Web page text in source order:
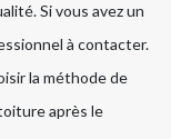
Si vous avez un
à contacter.
la méthode de
après le